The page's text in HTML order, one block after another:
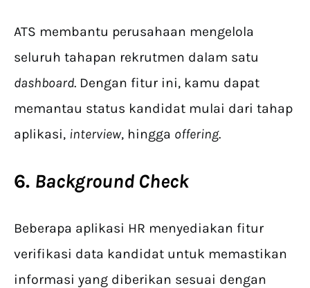
ATS membantu perusahaan mengelola
seluruh tahapan rekrutmen dalam satu
dashboard. Dengan fitur ini, kamu dapat
memantau status kandidat mulai dari tahap
aplikasi, interview, hingga offering.
6. Background Check
Beberapa aplikasi HR menyediakan fitur
verifikasi data kandidat untuk memastikan
informasi yang diberikan sesuai dengan